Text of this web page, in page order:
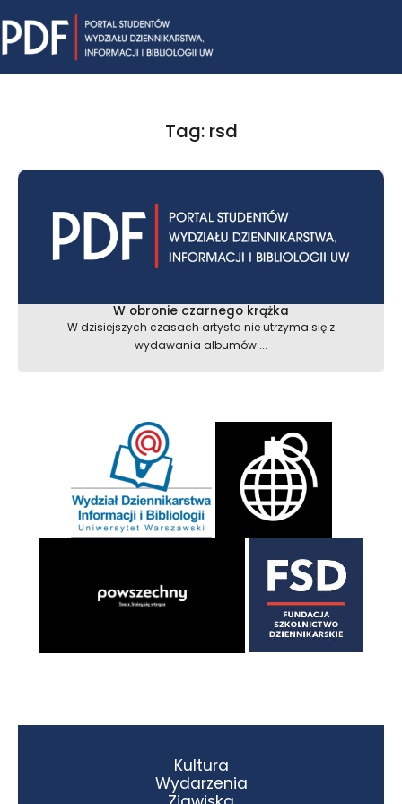
to
content
Tag: rsd
W obronie czarnego krążka
W dzisiejszych czasach artysta nie utrzyma się z
wydawania albumów....
Kultura
Wydarzenia